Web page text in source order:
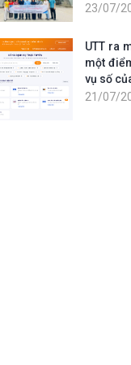
23/07/
UTT ra
một
vụ số
21/07/